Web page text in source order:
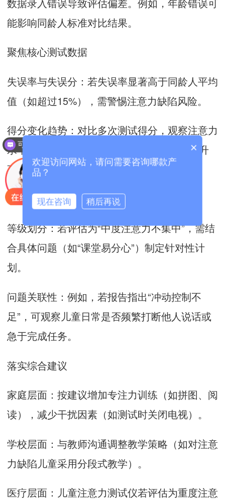
能影响同龄人标准对比结果。
聚焦核心测试数据
失误率与失误分：若失误率显著高于同龄人平均
值（如超过15%），需警惕注意力缺陷风险。
得分变化趋势：对比多次测试得分，观察注意力
水平是否稳定或改善。例如，得分从60分提升
至75分，说明干预措施有效。
理解评估等级与问题
等级划分：若评估为“中度注意力不集中”，需结
合具体问题（如“课堂易分心”）制定针对性计
划。
问题关联性：例如，若报告指出“冲动控制不
足”，可观察儿童日常是否频繁打断他人说话或
急于完成任务。
落实综合建议
家庭层面：按建议增加专注力训练（如拼图、阅
读），减少干扰因素（如测试时关闭电视）。
学校层面：与教师沟通调整教学策略（如对注意
力缺陷儿童采用分段式教学）。
医疗层面： 儿童注意力测试仪若评估为重度注意
×
欢迎访问网站，请问需要咨询哪款产
品？
现在咨询 稍后再说